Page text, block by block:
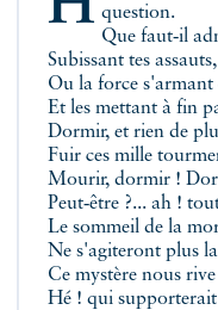
question.
Que faut‑il
Subissant tes
Ou la force
Et les mettant à fin
Dormir, et rien de
Fuir ces mille
Mourir, dormir !
Peut‑être ?... ah !
Le sommeil de la
Ne s'agiteront plus la
Ce mystère nous
Hé ! qui